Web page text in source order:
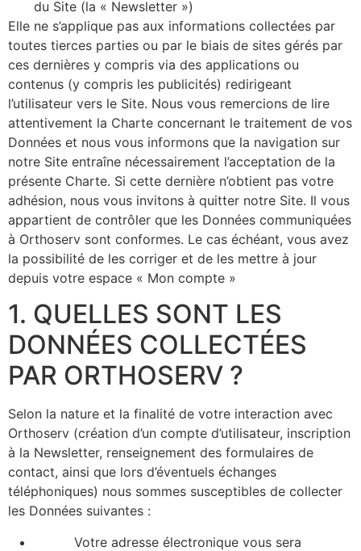
du Site (la « Newsletter »)
Elle ne s’applique pas aux informations collectées par
toutes tierces parties ou par le biais de sites gérés par
ces dernières y compris via des applications ou
contenus (y compris les publicités) redirigeant
l’utilisateur vers le Site. Nous vous remercions de lire
attentivement la Charte concernant le traitement de vos
Données et nous vous informons que la navigation sur
notre Site entraîne nécessairement l’acceptation de la
présente Charte. Si cette dernière n’obtient pas votre
adhésion, nous vous invitons à quitter notre Site. Il vous
appartient de contrôler que les Données communiquées
à Orthoserv sont conformes. Le cas échéant, vous avez
la possibilité de les corriger et de les mettre à jour
depuis votre espace « Mon compte »
1. QUELLES SONT LES
DONNÉES COLLECTÉES
PAR ORTHOSERV ?
Selon la nature et la finalité de votre interaction avec
Orthoserv (création d’un compte d’utilisateur, inscription
à la Newsletter, renseignement des formulaires de
contact, ainsi que lors d’éventuels échanges
téléphoniques) nous sommes susceptibles de collecter
les Données suivantes :
Votre adresse électronique vous sera